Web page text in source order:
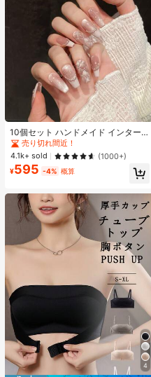
10個セット ハンドメイド インター
ネットセレブリティ優しいラインス
トーンラティスフレンチフォークフ
ァックスパールピンクキャットアイ
ボウ偽ネイル プレスオンネイル ネイ
ルサプライ ハンドメイドプレスオン
売り切れ間近！
4.1k+ sold
(1000+)
¥595 -4% 概算
4